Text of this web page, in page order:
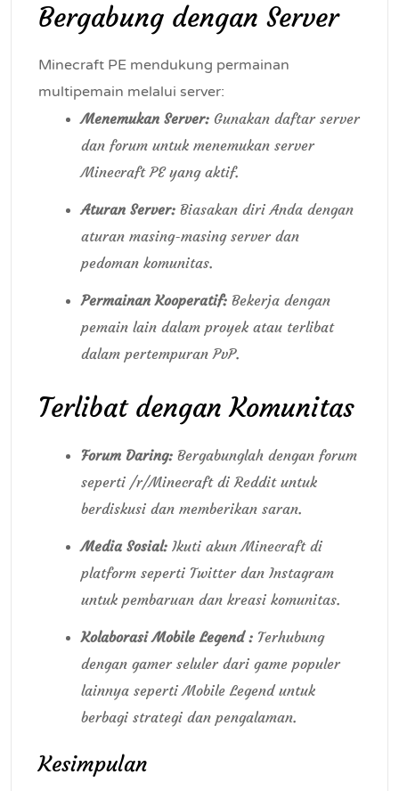
Bergabung dengan Server
Minecraft PE mendukung permainan
multipemain melalui server:
Menemukan Server: Gunakan daftar server
dan forum untuk menemukan server
Minecraft PE yang aktif.
Aturan Server: Biasakan diri Anda dengan
aturan masing-masing server dan
pedoman komunitas.
Permainan Kooperatif: Bekerja dengan
pemain lain dalam proyek atau terlibat
dalam pertempuran PvP.
Terlibat dengan Komunitas
Forum Daring: Bergabunglah dengan forum
seperti /r/Minecraft di Reddit untuk
berdiskusi dan memberikan saran.
Media Sosial: Ikuti akun Minecraft di
platform seperti Twitter dan Instagram
untuk pembaruan dan kreasi komunitas.
Kolaborasi Mobile Legend : Terhubung
dengan gamer seluler dari game populer
lainnya seperti Mobile Legend untuk
berbagi strategi dan pengalaman.
Kesimpulan